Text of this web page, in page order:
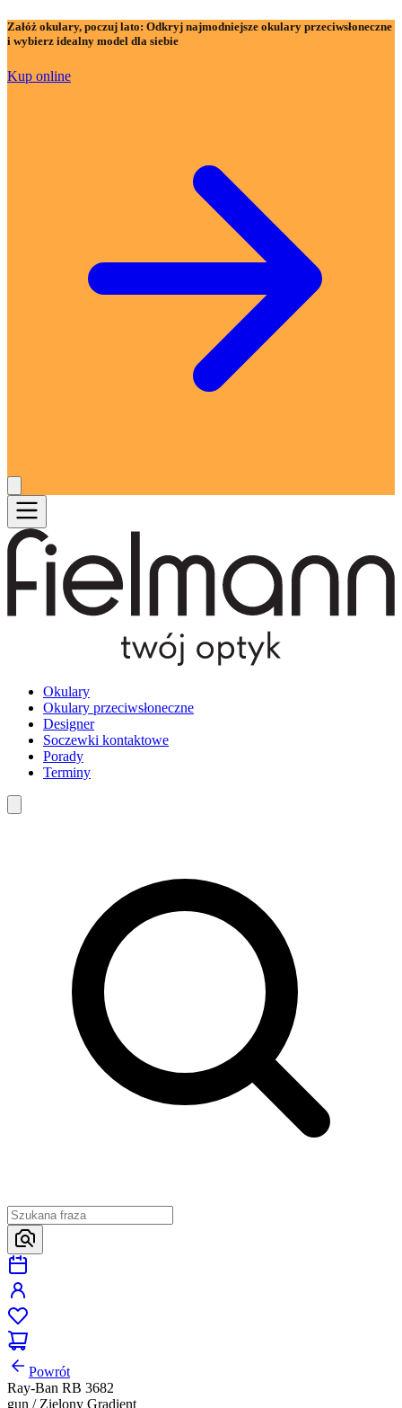
Załóż okulary, poczuj lato: Odkryj najmodniejsze okulary przeciwsłoneczne
i wybierz idealny model dla siebie
Kup online
Okulary
Okulary przeciwsłoneczne
Designer
Soczewki kontaktowe
Porady
Terminy
Powrót
Ray-Ban RB 3682
gun / Zielony Gradient